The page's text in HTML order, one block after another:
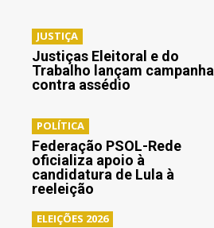
JUSTIÇA
Justiças Eleitoral e do
Trabalho lançam campanha
contra assédio
POLÍTICA
Federação PSOL-Rede
oficializa apoio à
candidatura de Lula à
reeleição
ELEIÇÕES 2026